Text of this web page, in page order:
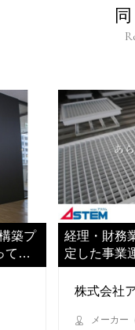
築プ
てい
経理・財務
定した事業
いただきま
株式会社
メーカー